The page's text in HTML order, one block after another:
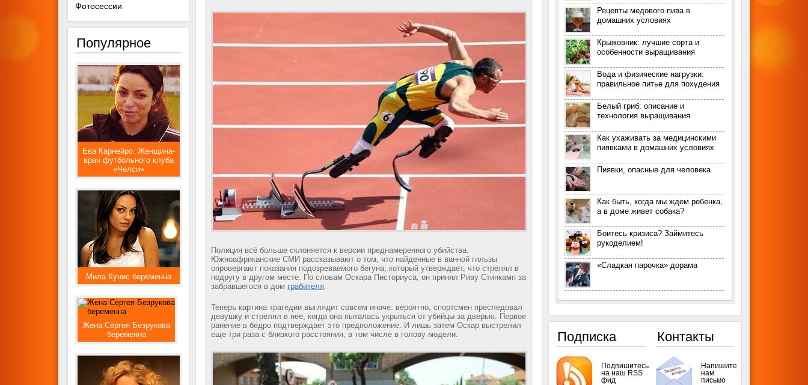
Полиция всё больше склоняется к версии преднамеренного убийства.
Южноафриканские СМИ рассказывают о том, что найденные в ванной гильзы
опровергают показания подозреваемого бегуна, который утверждает, что стрелял в
подругу в другом месте. По словам Оскара Писториуса, он принял Риву Стинкамп за
забравшегося в дом грабителя.
Теперь картина трагедии выглядит совсем иначе: вероятно, спортсмен преследовал
девушку и стрелял в нее, когда она пыталась укрыться от убийцы за дверью. Первое
ранение в бедро подтверждает это предположение. И лишь затем Оскар выстрелил
еще три раза с близкого расстояния, в том числе в голову модели.
Фотосессии
Популярное
Ева Карнейро. Женщина-
врач футбольного клуба
«Челси»
Мила Кунис беременна
Жена Сергея Безрукова
беременна
Рецепты медового пива в
домашних условиях
Крыжовник: лучшие сорта и
особенности выращивания
Вода и физические нагрузки:
правильное питье для похудения
Белый гриб: описание и
технология выращивания
Как ухаживать за медицинскими
пиявками в домашних условиях
Пиявки, опасные для человека
Как быть, когда мы ждем ребенка,
а в доме живет собака?
Боитесь кризиса? Займитесь
рукоделием!
«Сладкая парочка» дорама
Подписка
Подпишитесь
на наш RSS
фид
Контакты
Напишите
нам
письмо